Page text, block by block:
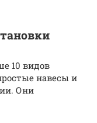
10 видов
навесы и
Они